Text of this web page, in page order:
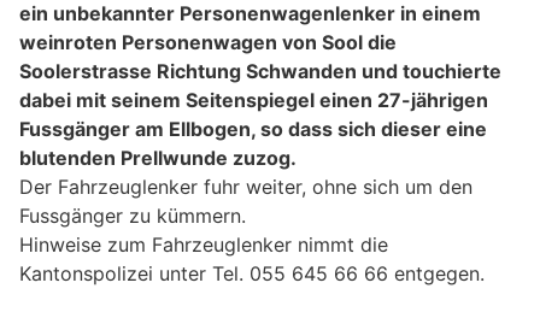
ein unbekannter Personenwagenlenker in einem
weinroten Personenwagen von Sool die
Soolerstrasse Richtung Schwanden und touchierte
dabei mit seinem Seitenspiegel einen 27-jährigen
Fussgänger am Ellbogen, so dass sich dieser eine
blutenden Prellwunde zuzog.
Der Fahrzeuglenker fuhr weiter, ohne sich um den
Fussgänger zu kümmern.
Hinweise zum Fahrzeuglenker nimmt die
Kantonspolizei unter Tel. 055 645 66 66 entgegen.